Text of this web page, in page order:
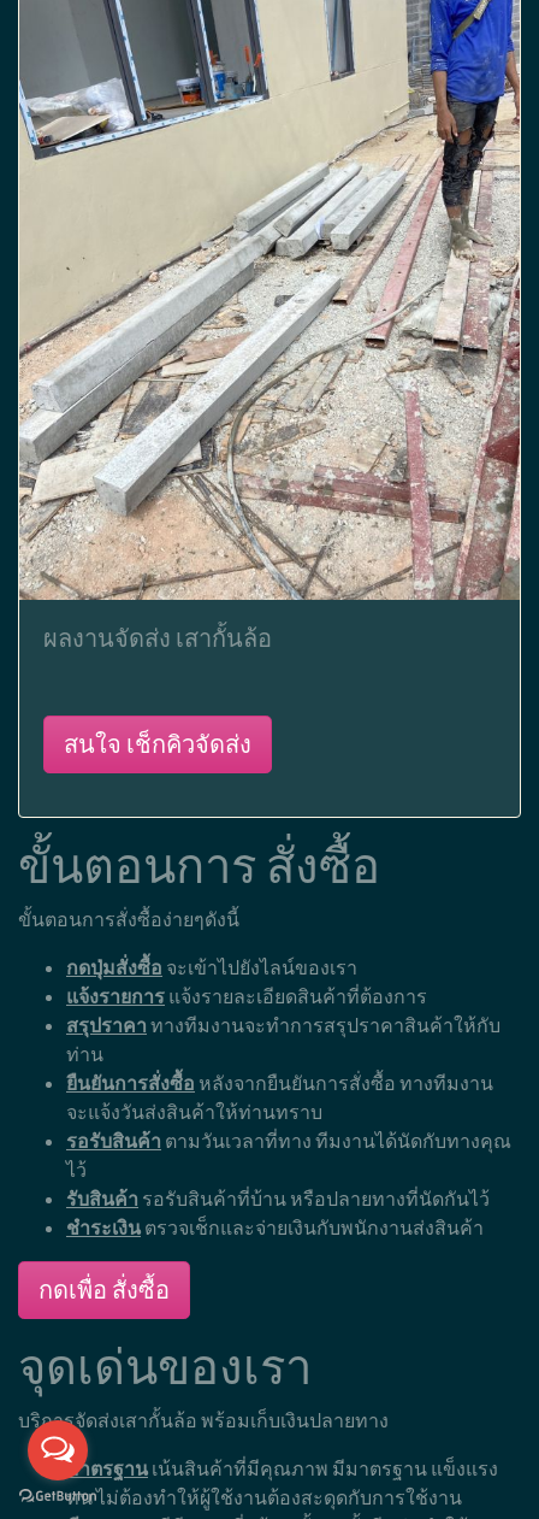
ผลงานจัดส่ง เสากั้นล้อ
สนใจ เช็กคิวจัดส่ง
ขั้นตอนการ สั่งซื้อ
ขั้นตอนการสั่งซื้อง่ายๆดังนี้
กดปุ่มสั่งซื้อ จะเข้าไปยังไลน์ของเรา
แจ้งรายการ แจ้งรายละเอียดสินค้าที่ต้องการ
สรุปราคา ทางทีมงานจะทำการสรุปราคาสินค้าให้กับ
ท่าน
ยืนยันการสั่งซื้อ หลังจากยืนยันการสั่งซื้อ ทางทีมงาน
จะแจ้งวันส่งสินค้าให้ท่านทราบ
รอรับสินค้า ตามวันเวลาที่ทาง ทีมงานได้นัดกับทางคุณ
ไว้
รับสินค้า รอรับสินค้าที่บ้าน หรือปลายทางที่นัดกันไว้
ชำระเงิน ตรวจเช็กและจ่ายเงินกับพนักงานส่งสินค้า
กดเพื่อ สั่งซื้อ
จุดเด่นของเรา
บริการจัดส่งเสากั้นล้อ พร้อมเก็บเงินปลายทาง
มาตรฐาน เน้นสินค้าที่มีคุณภาพ มีมาตรฐาน แข็งแรง
ทน ไม่ต้องทำให้ผู้ใช้งานต้องสะดุดกับการใช้งาน